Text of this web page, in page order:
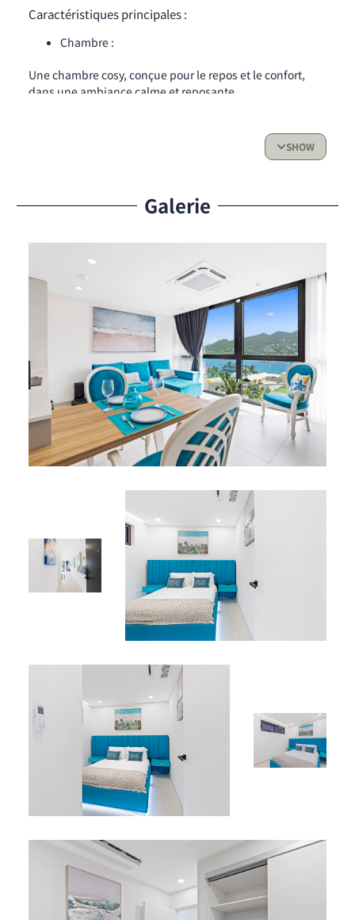
Caractéristiques principales :
Chambre :
Une chambre cosy, conçue pour le repos et le confort,
dans une ambiance calme et reposante.
Salle d’eau moderne équipée d’une douche à l’italienne
de cuisson, four et ustensiles essentiels
Agencement pratique pour une utilisation simple au
quotidien
Idéal pour préparer vos repas pendant votre séjour
Espace de vie :
Salon lumineux et fonctionnel au design moderne
Espace confortable pour se détendre après une journée
d’activités
Avantages résidents
Services :
Parking sécurisé sur place
Sécurité 24h/24 pour une tranquillité totale
Espaces communs :
Piscine sur le rooftop avec vue imprenable sur Simpson
Espaces de détente parfaits pour profiter du soleil
Parties communes soignées, pensées pour le confort et
Emplacement idéal
Idéalement situé à Simpson Bay, A135 permet un accès
rapide aux plages, restaurants, bars de plage,
commerces et vie nocturne. Sports nautiques,
gastronomie locale ou détente au bord de la mer : tout
est à quelques minutes de la résidence. C’est
l’animation et la douceur de vivre de Saint-Martin.
Pourquoi choisir A135 à The Hills Residence ?
A135 est un excellent choix pour les voyageurs
SHOW
Galerie